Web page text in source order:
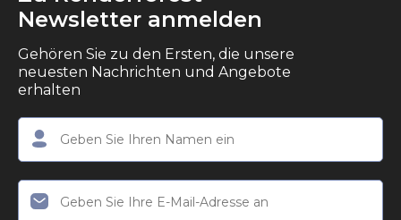
Newsletter anmelden
Gehören Sie zu den Ersten, die unsere
neuesten Nachrichten und Angebote
erhalten